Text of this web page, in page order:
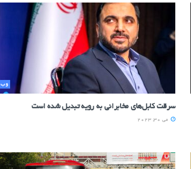
وب
سرقت کابل‌های مخابرانی به رویه تبدیل شده است
می 30, 2023